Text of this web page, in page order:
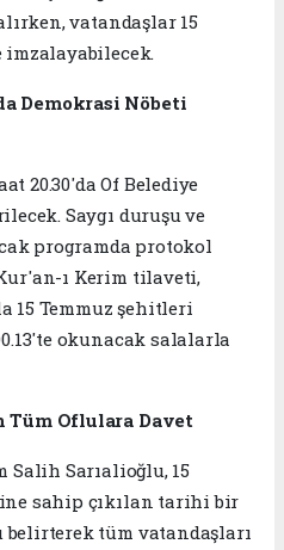
vatandaşlar 15
imzalayabilecek.
Demokrasi Nöbeti
20.30'da Of Belediye
Saygı duruşu ve
programda protokol
ı Kerim tilaveti,
15 Temmuz şehitleri
okunacak salalarla
Tüm Oflulara Davet
Salih Sarıalioğlu, 15
sahip çıkılan tarihi bir
tüm vatandaşları